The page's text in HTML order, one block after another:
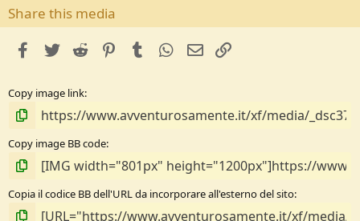
Share this media
facebookTwitterReddit PinterestTumblrWhatsApp
e-mail
Copy image link
Copy image BB code
Copia il codice BB dell'URL da incorporare all'esterno del sito